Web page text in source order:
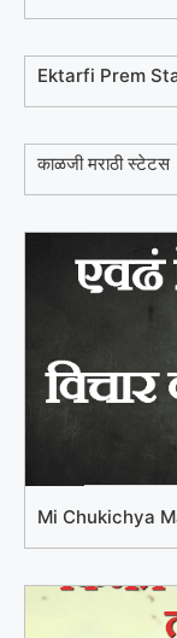
Ektarfi Prem
काळजी मराठी स्टेटस
Mi Chukichya